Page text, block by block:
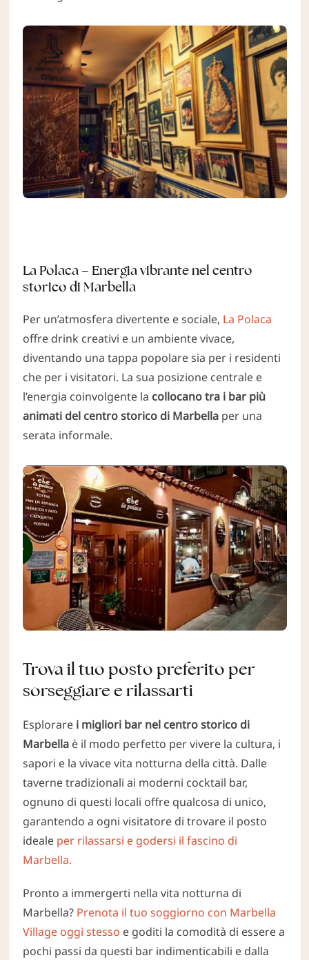
La Polaca – Energia vibrante nel centro
storico di Marbella
Per un’atmosfera divertente e sociale, La Polaca
offre drink creativi e un ambiente vivace,
diventando una tappa popolare sia per i residenti
che per i visitatori. La sua posizione centrale e
l’energia coinvolgente la collocano tra i bar più
animati del centro storico di Marbellaper una
serata informale.
Trova il tuo posto preferito per
sorseggiare e rilassarti
Esplorare i migliori bar nel centro storico di
Marbellaè il modo perfetto per vivere la cultura, i
sapori e la vivace vita notturna della città. Dalle
taverne tradizionali ai moderni cocktail bar,
ognuno di questi locali offre qualcosa di unico,
garantendo a ogni visitatore di trovare il posto
ideale per rilassarsi e godersi il fascino di
Marbella.
Pronto a immergerti nella vita notturna di
Marbella? Prenota il tuo soggiorno con Marbella
Village oggi stesso e goditi la comodità di essere a
pochi passi da questi bar indimenticabili e dalla